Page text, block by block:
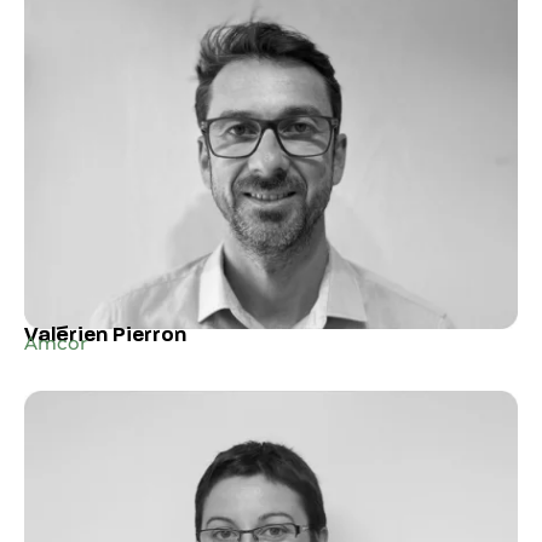
Valérien Pierron
Amcor